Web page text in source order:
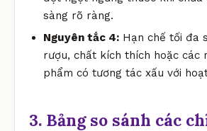
sàng rõ ràng.
Nguyên tắc 4: Hạn chế tối đa
rượu, chất kích thích hoặc các
phẩm có tương tác xấu với
3. Bảng so sánh các